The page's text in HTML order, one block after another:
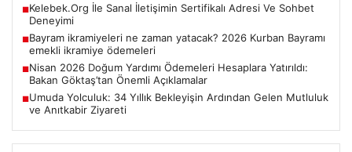
■Kelebek.Org İle Sanal İletişimin Sertifikalı Adresi Ve Sohbet
Deneyimi
■Bayram ikramiyeleri ne zaman yatacak? 2026 Kurban Bayramı
emekli ikramiye ödemeleri
■Nisan 2026 Doğum Yardımı Ödemeleri Hesaplara Yatırıldı:
Bakan Göktaş’tan Önemli Açıklamalar
■Umuda Yolculuk: 34 Yıllık Bekleyişin Ardından Gelen Mutluluk
ve Anıtkabir Ziyareti